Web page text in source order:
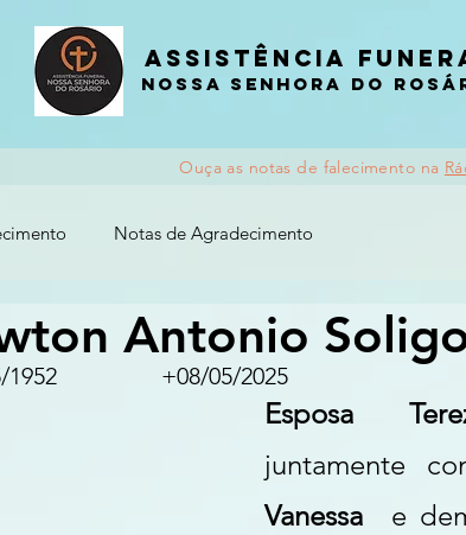
Assistência
nossa senhora do
Ouça as notas de falecimento na
Notas de Agradecimento
Antonio
★31/05/1952			+08/05/2025
juntamente
Vanessa
e